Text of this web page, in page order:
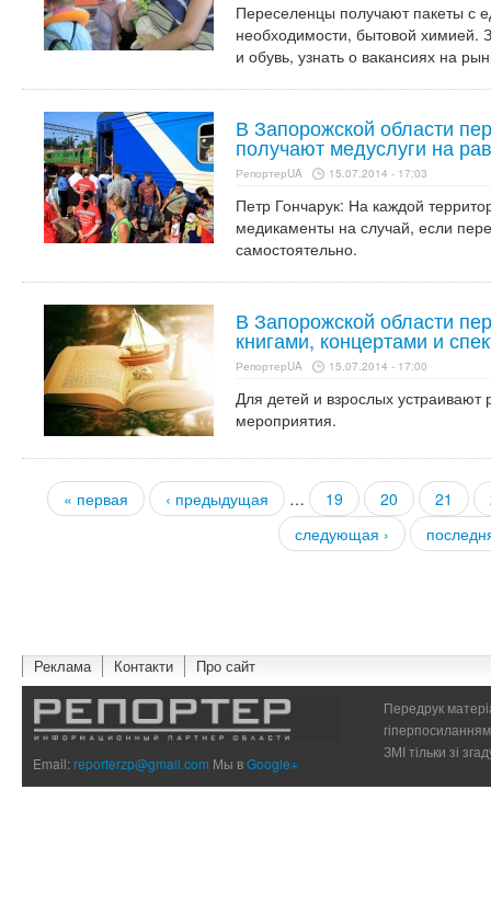
Переселенцы получают пакеты с
необходимости, бытовой химией.
и обувь, узнать о вакансиях на
В Запорожской области
получают медуслуги на
РепортерUA 15.07.2014 - 17:03
Петр Гончарук: На каждой
медикаменты на случай, если
самостоятельно.
В Запорожской области
книгами, концертами и
РепортерUA 15.07.2014 - 17:00
Для детей и взрослых устраивают
мероприятия.
Страницы
« первая ‹ предыдущая … 19 20 21
следующая ›
Реклама Контакти Про сайт
Email:reporterzp@gmail.com Мы вGoogle+
Передрук
ЗМІ тільки зі